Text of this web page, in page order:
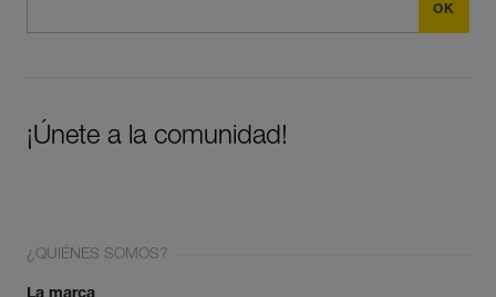
¡Únete a la comunidad!
¿QUIÉNES SOMOS?